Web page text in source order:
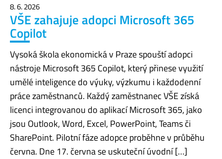
8. 6. 2026
VŠE zahajuje adopci Microsoft 365
Copilot
Vysoká škola ekonomická v Praze spouští adopci
nástroje Microsoft 365 Copilot, který přinese využití
umělé inteligence do výuky, výzkumu i každodenní
práce zaměstnanců. Každý zaměstnanec VŠE získá
licenci integrovanou do aplikací Microsoft 365, jako
jsou Outlook, Word, Excel, PowerPoint, Teams či
SharePoint. Pilotní fáze adopce proběhne v průběhu
června. Dne 17. června se uskuteční úvodní […]